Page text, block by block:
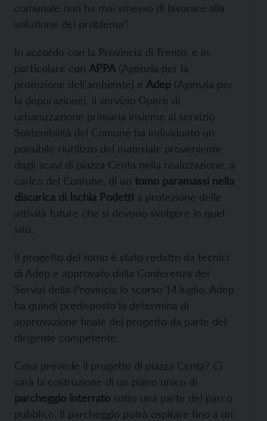
comunale non ha mai smesso di lavorare alla
soluzione del problema”.
In accordo con la Provincia di Trento, e in
particolare con APPA (Agenzia per la
protezione dell’ambiente) e Adep (Agenzia per
la depurazione), il servizio Opere di
urbanizzazione primaria insieme al servizio
Sostenibilità del Comune ha individuato un
possibile riutilizzo del materiale proveniente
dagli scavi di piazza Centa nella realizzazione, a
carico del Comune, di un tomo paramassi nella
discarica di Ischia Podetti a protezione delle
attività future che si devono svolgere in quel
sito.
Il progetto del tomo è stato redatto da tecnici
di Adep e approvato dalla Conferenza dei
Servizi della Provincia lo scorso 14 luglio. Adep
ha quindi predisposto la determina di
approvazione finale del progetto da parte del
dirigente competente.
Cosa prevede il progetto di piazza Centa? Ci
sarà la costruzione di un piano unico di
parcheggio interrato sotto una parte del parco
pubblico. Il parcheggio potrà ospitare fino a un